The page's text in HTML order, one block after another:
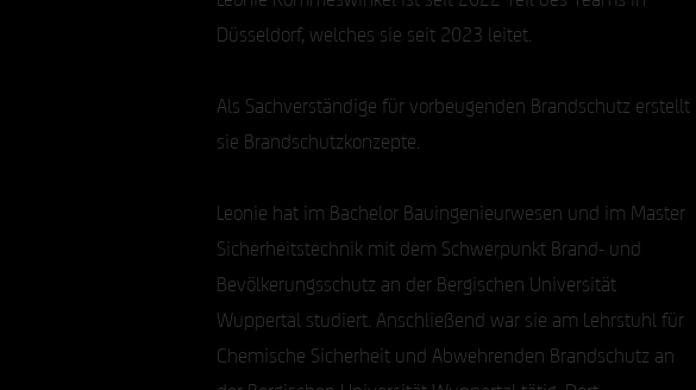
Düsseldorf, welches sie seit 2023 leitet.
Als Sachverständige für vorbeugenden Brandschutz erstellt
sie Brandschutzkonzepte.
Leonie hat im Bachelor Bauingenieurwesen und im Master
Sicherheitstechnik mit dem Schwerpunkt Brand- und
Bevölkerungsschutz an der Bergischen Universität
Wuppertal studiert. Anschließend war sie am Lehrstuhl für
Chemische Sicherheit und Abwehrenden Brandschutz an